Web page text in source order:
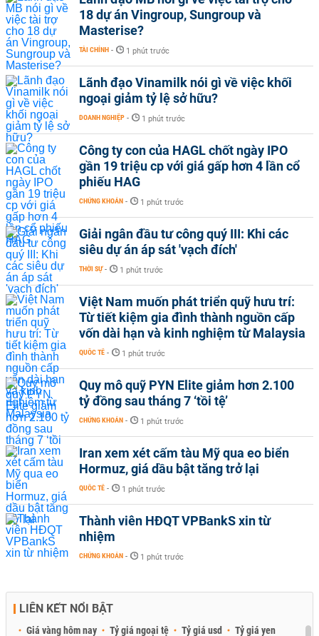
18 dự án Vingroup, Sungroup và
Masterise?
TÀI CHÍNH - 1 phút trước
Lãnh đạo Vinamilk nói gì về việc khối
ngoại giảm tỷ lệ sở hữu?
DOANH NGHIỆP - 1 phút trước
Công ty con của HAGL chốt ngày IPO
gần 19 triệu cp với giá gấp hơn 4 lần cổ
phiếu HAG
CHỨNG KHOÁN - 1 phút trước
Giải ngân đầu tư công quý III: Khi các
siêu dự án áp sát 'vạch đích'
THỜI SỰ - 1 phút trước
Việt Nam muốn phát triển quỹ hưu trí:
Từ tiết kiệm gia đình thành nguồn cấp
vốn dài hạn và kinh nghiệm từ Malaysia
QUỐC TẾ - 1 phút trước
Quy mô quỹ PYN Elite giảm hơn 2.100
tỷ đồng sau tháng 7 ‘tồi tệ’
CHỨNG KHOÁN - 1 phút trước
Iran xem xét cấm tàu Mỹ qua eo biển
Hormuz, giá dầu bật tăng trở lại
QUỐC TẾ - 1 phút trước
Thành viên HĐQT VPBankS xin từ
nhiệm
CHỨNG KHOÁN - 1 phút trước
LIÊN KẾT NỔI BẬT
Giá vàng hôm nay Tỷ giá ngoại tệ Tỷ giá usd Tỷ giá yen